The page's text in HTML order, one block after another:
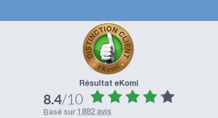
Résultat eKomi
8.4/10
basé sur 1882 avis